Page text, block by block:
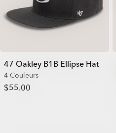
47 Oakley B1B Ellipse Hat
4 Couleurs
$55.00